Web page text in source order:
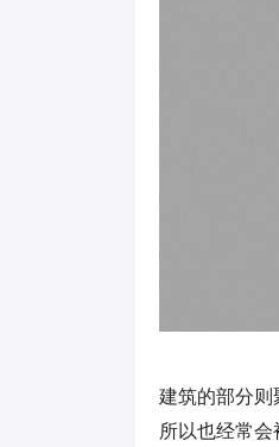
建筑的部分
所以也经常